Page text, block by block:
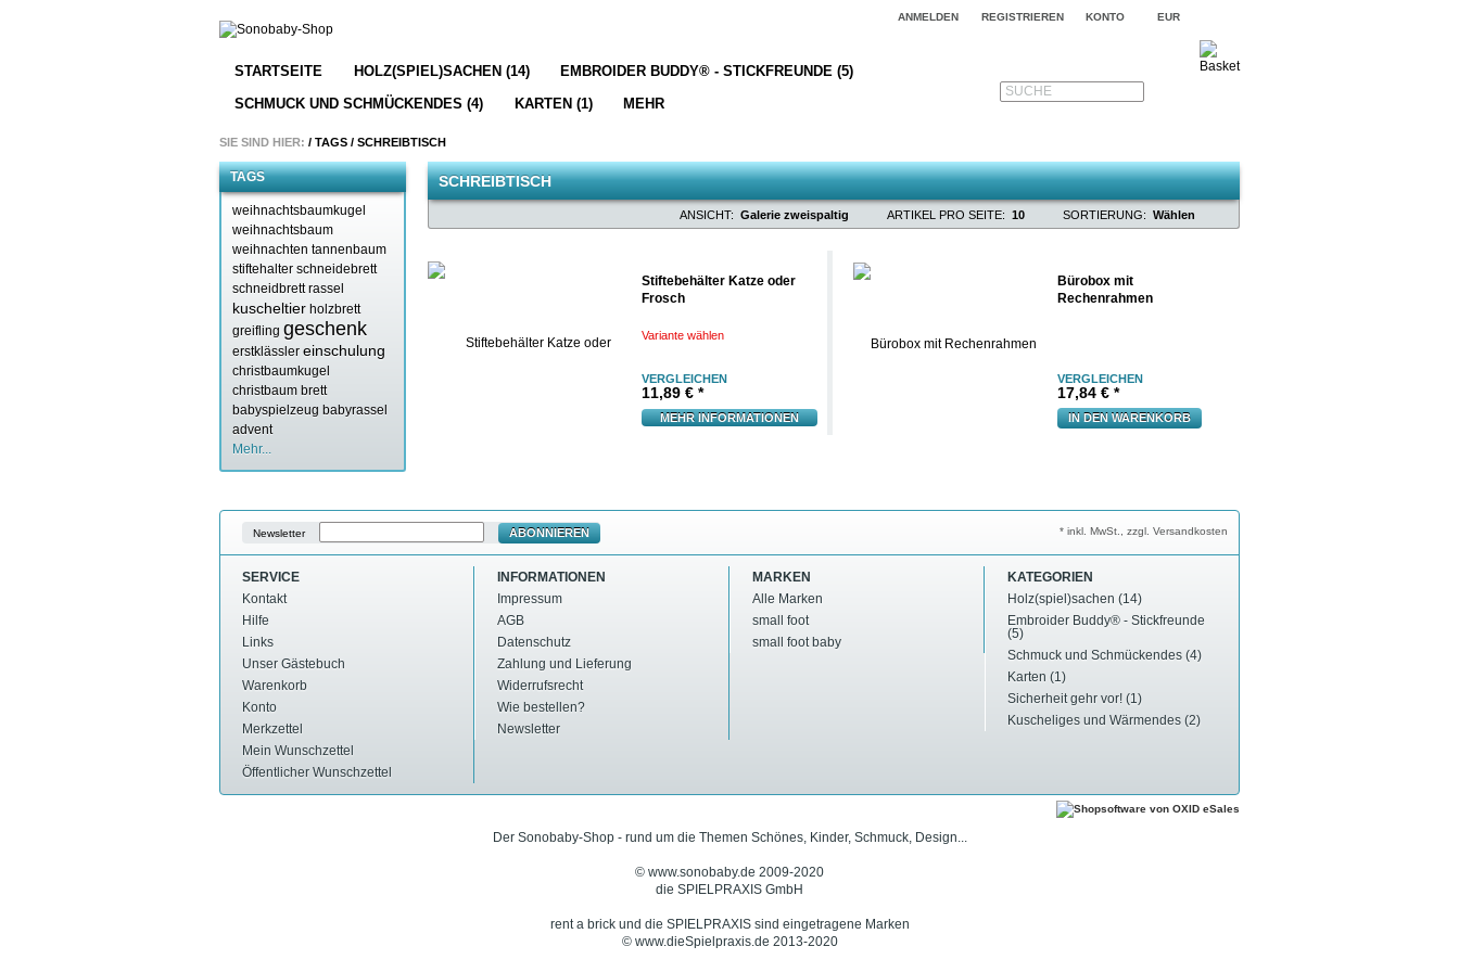
EUR
KONTO
ANMELDEN REGISTRIEREN
STARTSEITE HOLZ(SPIEL)SACHEN (14) EMBROIDER BUDDY® - STICKFREUNDE (5)
SCHMUCK UND SCHMÜCKENDES (4) KARTEN (1) MEHR
SUCHE
SIE SIND HIER: / TAGS / SCHREIBTISCH
TAGS
weihnachtsbaumkugel
weihnachtsbaum
weihnachten tannenbaum
stiftehalter schneidebrett
schneidbrett rassel
kuscheltier holzbrett
greifling geschenk
erstklässler einschulung
christbaumkugel
christbaum brett
babyspielzeug babyrassel
advent
Mehr...
SCHREIBTISCH
SORTIERUNG: Wählen
ARTIKEL PRO SEITE: 10
ANSICHT: Galerie zweispaltig
Stiftebehälter Katze oder
Frosch
Variante wählen
VERGLEICHEN
11,89 € *
MEHR INFORMATIONEN
Bürobox mit
Rechenrahmen
VERGLEICHEN
17,84 € *
IN DEN WARENKORB
Newsletter ABONNIEREN * inkl. MwSt., zzgl. Versandkosten
SERVICE
Kontakt
Hilfe
Links
Unser Gästebuch
Warenkorb
Konto
Merkzettel
Mein Wunschzettel
Öffentlicher Wunschzettel
INFORMATIONEN
Impressum
AGB
Datenschutz
Zahlung und Lieferung
Widerrufsrecht
Wie bestellen?
Newsletter
MARKEN
Alle Marken
small foot
small foot baby
KATEGORIEN
Holz(spiel)sachen (14)
Embroider Buddy® - Stickfreunde
(5)
Schmuck und Schmückendes (4)
Karten (1)
Sicherheit gehr vor! (1)
Kuscheliges und Wärmendes (2)
Der Sonobaby-Shop - rund um die Themen Schönes, Kinder, Schmuck, Design...
© www.sonobaby.de 2009-2020
die SPIELPRAXIS GmbH
rent a brick und die SPIELPRAXIS sind eingetragene Marken
© www.dieSpielpraxis.de 2013-2020